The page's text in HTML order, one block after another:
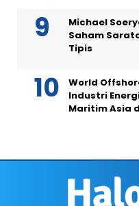
Michael
Saham
Tipis
World
Industri
Maritim Asia